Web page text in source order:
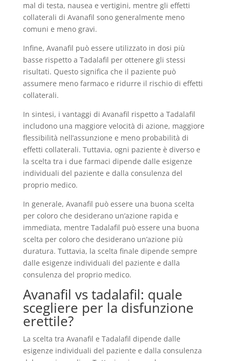
mal di testa, nausea e vertigini, mentre gli effetti
collaterali di Avanafil sono generalmente meno
comuni e meno gravi.
Infine, Avanafil può essere utilizzato in dosi più
basse rispetto a Tadalafil per ottenere gli stessi
risultati. Questo significa che il paziente può
assumere meno farmaco e ridurre il rischio di effetti
collaterali.
In sintesi, i vantaggi di Avanafil rispetto a Tadalafil
includono una maggiore velocità di azione, maggiore
flessibilità nell’assunzione e meno probabilità di
effetti collaterali. Tuttavia, ogni paziente è diverso e
la scelta tra i due farmaci dipende dalle esigenze
individuali del paziente e dalla consulenza del
proprio medico.
In generale, Avanafil può essere una buona scelta
per coloro che desiderano un’azione rapida e
immediata, mentre Tadalafil può essere una buona
scelta per coloro che desiderano un’azione più
duratura. Tuttavia, la scelta finale dipende sempre
dalle esigenze individuali del paziente e dalla
consulenza del proprio medico.
Avanafil vs tadalafil: quale
scegliere per la disfunzione
erettile?
La scelta tra Avanafil e Tadalafil dipende dalle
esigenze individuali del paziente e dalla consulenza